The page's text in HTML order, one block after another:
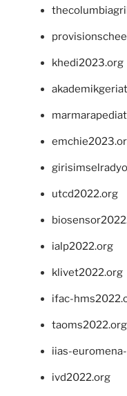
khedi2023.org
utcd2022.org
ialp2022.org
klivet2022.org
ifac-
taoms2022.org
iias-
ivd2022.org